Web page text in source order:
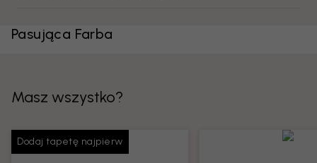
Pasująca Farba
Masz wszystko?
Dodaj tapetę najpierw